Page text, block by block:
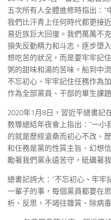
五次所有人全體進修時指出：“
我們比汗青上任何時代都更接
易近族巨大回復。我們萬萬不
損失反動精力和斗志，逐步墮
想吃苦的狀況，而是要牢牢記
粥的甜味和湯的苦味。船到中
不忘初心、牢牢記住任務作為
作為全部黨員、干部的畢生課
2020年1月8日，習近平總書記
教導總結年夜會上指出：“一小
的就是歷經滄桑而初心不改、
和任務是黨的性質主旨、幻想
勵著我們黨永遠苦守，砥礪著
總書記誇大：“不忘初心、牢牢
一輩子的事，每個黨員都要在
析、反思，不竭往雜質、除病